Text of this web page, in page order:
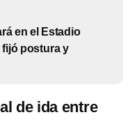
en el Estadio
fijó postura y
de ida entre